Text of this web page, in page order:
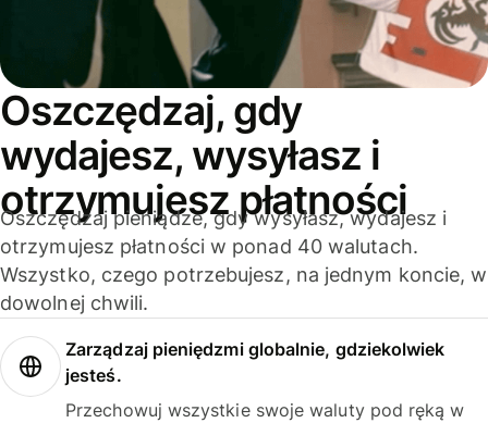
Oszczędzaj, gdy
wydajesz, wysyłasz i
otrzymujesz płatności
Oszczędzaj pieniądze, gdy wysyłasz, wydajesz i
otrzymujesz płatności w ponad 40 walutach.
Wszystko, czego potrzebujesz, na jednym koncie, w
dowolnej chwili.
Zarządzaj pieniędzmi globalnie, gdziekolwiek
jesteś.
Przechowuj wszystkie swoje waluty pod ręką w